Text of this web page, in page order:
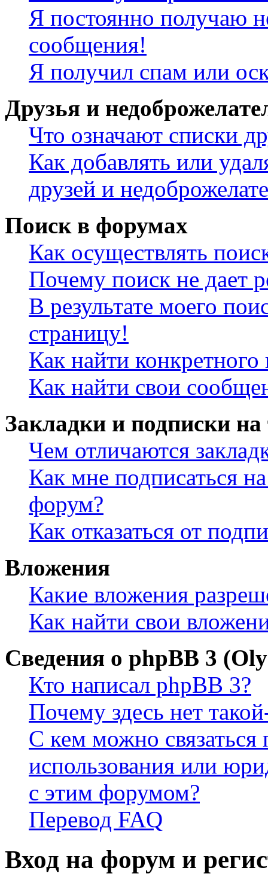
Я постоянно получаю
сообщения!
Я получил спам или
Друзья и
Что означают списки
Как добавлять или
друзей и
Поиск в форумах
Как осуществлять
Почему поиск не дает
В результате моего
страницу!
Как найти конкретного
Как найти свои
Закладки и подписки
Чем отличаются
Как мне подписаться
форум?
Как отказаться от
Вложения
Какие вложения
Как найти свои
Сведения о phpBB 3
Кто написал phpBB 3?
Почему здесь нет
С кем можно связаться
использования или
с этим форумом?
Перевод FAQ
Вход на форум и